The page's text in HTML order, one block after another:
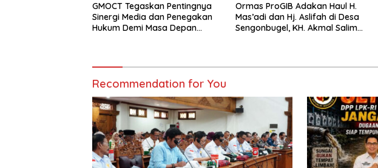
GMOCT Tegaskan Pentingnya
Sinergi Media dan Penegakan
Hukum Demi Masa Depan
Ormas ProGIB Adakan Haul H.
Mas’adi dan Hj. Aslifah di Desa
Sengonbugel, KH. Akmal Salim
Recommendation for You